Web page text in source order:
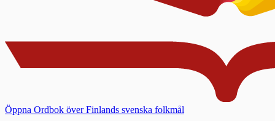
Öppna Ordbok över Finlands svenska folkmål